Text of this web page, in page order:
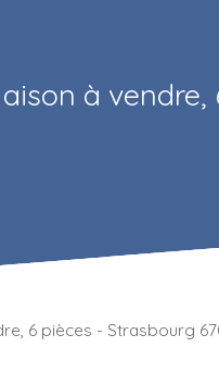
à
6 pièces - Strasbourg